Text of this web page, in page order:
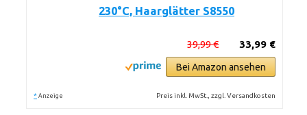
230°C, Haarglätter S8550
33,99 €
39,99 €
Bei Amazon ansehen
* Anzeige Preis inkl. MwSt., zzgl. Versandkosten